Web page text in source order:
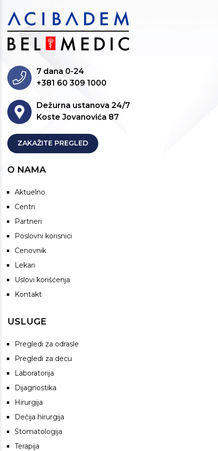
7 dana 0-24
+381 60 309 1000
Dežurna ustanova 24/7
Koste Jovanovića 87
ZAKAŽITE PREGLED
O NAMA
Aktuelno
Centri
Partneri
Poslovni korisnici
Cenovnik
Lekari
Uslovi korišćenja
Kontakt
USLUGE
Pregledi za odrasle
Pregledi za decu
Laboratorija
Dijagnostika
Hirurgija
Dečija hirurgija
Stomatologija
Terapija